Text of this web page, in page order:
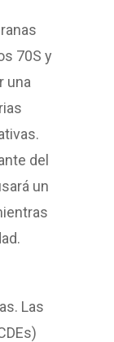
70S y
una
del
un
Las